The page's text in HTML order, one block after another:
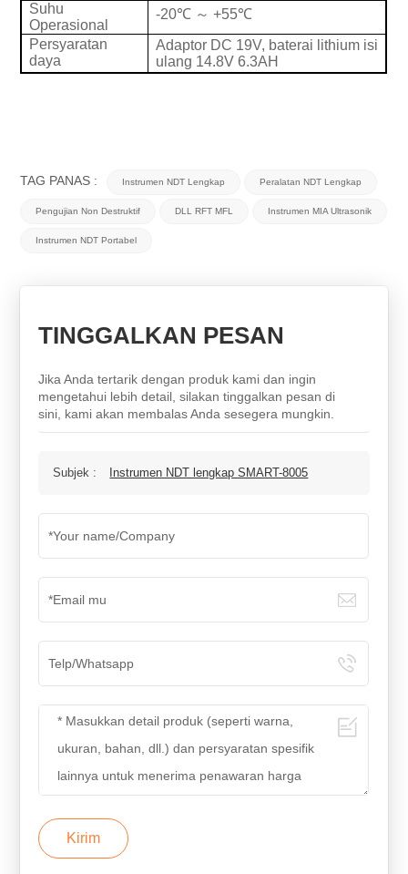
Suhu
Operasional
-20℃ ～ +55℃
Persyaratan
daya
Adaptor DC 19V, baterai lithium isi
ulang 14.8V 6.3AH
TAG PANAS : Instrumen NDT Lengkap Peralatan NDT Lengkap
Pengujian Non Destruktif DLL RFT MFL Instrumen MIA Ultrasonik
Instrumen NDT Portabel
TINGGALKAN PESAN
Jika Anda tertarik dengan produk kami dan ingin
mengetahui lebih detail, silakan tinggalkan pesan di
sini, kami akan membalas Anda sesegera mungkin.
Subjek : Instrumen NDT lengkap SMART-8005
Kirim